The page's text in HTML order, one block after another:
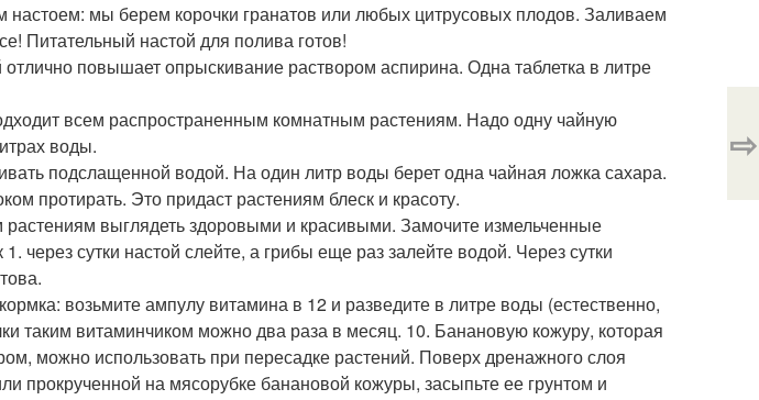
настоем: мы берем корочки гранатов или любых цитрусовых плодов. Заливаем
Питательный настой для полива готов!
повышает опрыскивание раствором аспирина. Одна таблетка в литре
всем распространенным комнатным растениям. Надо одну чайную
воды.
подслащенной водой. На один литр воды берет одна чайная ложка сахара.
протирать. Это придаст растениям блеск и красоту.
выглядеть здоровыми и красивыми. Замочите измельченные
через сутки настой слейте, а грибы еще раз залейте водой. Через сутки
возьмите ампулу витамина в 12 и разведите в литре воды (естественно,
таким витаминчиком можно два раза в месяц. 10. Банановую кожуру, которая
можно использовать при пересадке растений. Поверх дренажного слоя
прокрученной на мясорубке банановой кожуры, засыпьте ее грунтом и
⇨